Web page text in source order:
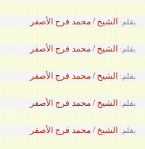
بقلم: الشيخ / محمد فرج الأصفر
بقلم: الشيخ / محمد فرج الأصفر
بقلم: الشيخ / محمد فرج الأصفر
بقلم: الشيخ / محمد فرج الأصفر
بقلم: الشيخ / محمد فرج الأصفر